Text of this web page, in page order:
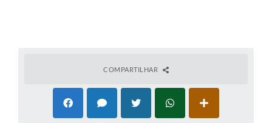
COMPARTILHAR